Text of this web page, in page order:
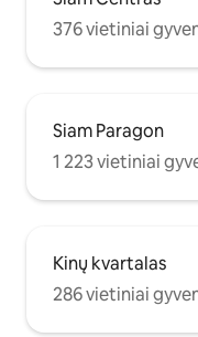
376 vietiniai
Siam Paragon
1 223 vietiniai
Kinų kvartalas
286 vietiniai